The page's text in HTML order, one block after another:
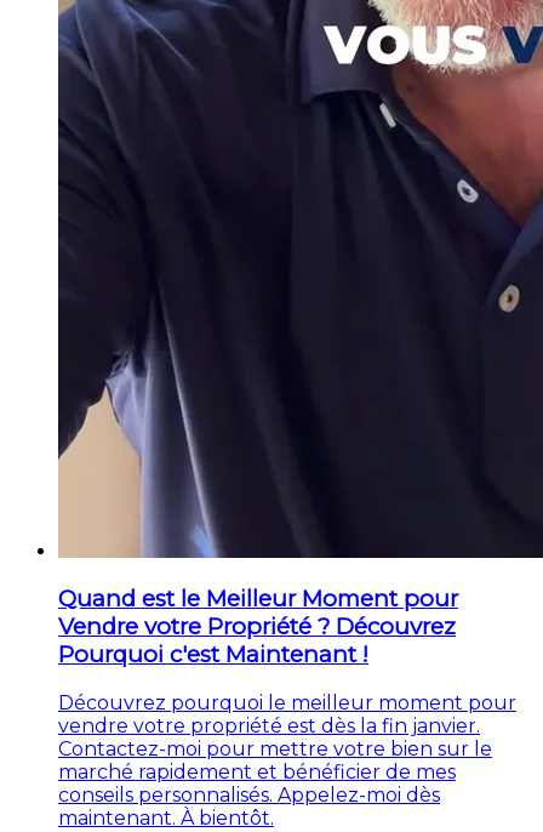
Quand est le Meilleur Moment pour
Vendre votre Propriété ? Découvrez
Pourquoi c'est Maintenant !
Découvrez pourquoi le meilleur moment pour
vendre votre propriété est dès la fin janvier.
Contactez-moi pour mettre votre bien sur le
marché rapidement et bénéficier de mes
conseils personnalisés. Appelez-moi dès
maintenant. À bientôt.